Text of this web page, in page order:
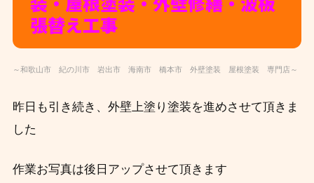
張替え工事
～和歌山市 紀の川市 岩出市 海南市 橋本市 外壁塗装 屋根塗装 専門店～
昨日も引き続き、外壁上塗り塗装を進めさせて頂きま
した
作業お写真は後日アップさせて頂きます